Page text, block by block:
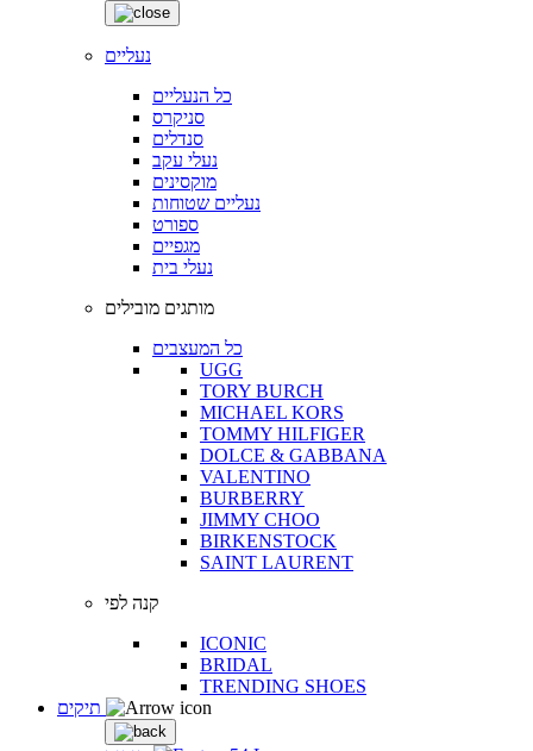
נעליים
כל הנעליים
סניקרס
סנדלים
נעלי עקב
מוקסינים
נעליים שטוחות
ספורט
מגפיים
נעלי בית
מותגים מובילים
כל המעצבים
UGG
TORY BURCH
MICHAEL KORS
TOMMY HILFIGER
DOLCE & GABBANA
VALENTINO
BURBERRY
JIMMY CHOO
BIRKENSTOCK
SAINT LAURENT
קנה לפי
ICONIC
BRIDAL
TRENDING SHOES